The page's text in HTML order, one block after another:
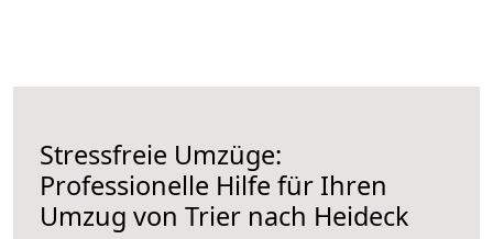
Stressfreie Umzüge:
Professionelle Hilfe für Ihren
Umzug von Trier nach Heideck